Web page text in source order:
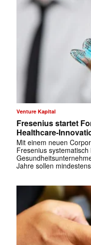
Venture Kapital
Fresenius startet
Healthcare-
Mit einem neuen
Fresenius
Jahre sollen